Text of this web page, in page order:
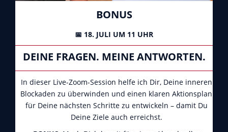
BONUS
📅 18. JULI UM 11 UHR
DEINE FRAGEN. MEINE ANTWORTEN.
In dieser Live-Zoom-Session helfe ich Dir, Deine inneren
Blockaden zu überwinden und einen klaren Aktionsplan
für Deine nächsten Schritte zu entwickeln – damit Du
Deine Ziele auch erreichst.